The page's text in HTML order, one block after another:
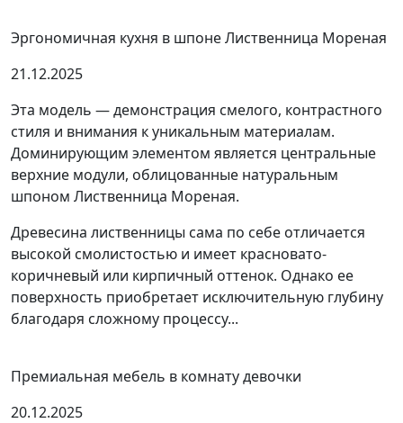
Эргономичная кухня в шпоне Лиственница Мореная
21.12.2025
Эта модель — демонстрация смелого, контрастного
стиля и внимания к уникальным материалам.
Доминирующим элементом является центральные
верхние модули, облицованные натуральным
шпоном Лиственница Мореная.
Древесина лиственницы сама по себе отличается
высокой смолистостью и имеет красновато-
коричневый или кирпичный оттенок. Однако ее
поверхность приобретает исключительную глубину
благодаря сложному процессу...
Премиальная мебель в комнату девочки
20.12.2025